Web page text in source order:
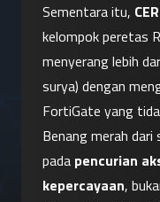
Sementara itu,
kelompok peretas
menyerang lebih
surya) dengan
FortiGate yang
Benang merah dari
pada pencurian
kepercayaan,